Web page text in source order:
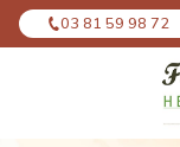
03 81 59 98 72
Panneau de gestion